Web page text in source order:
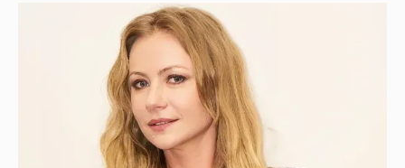
"Заявил себя простым монтировщиком,
дабы не платить алименты". Мария
Миронова упрекнула бывшего мужа, с
которым судится за сына
17